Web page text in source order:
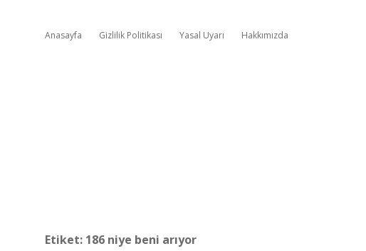
Anasayfa Gizlilik Politikası Yasal Uyarı Hakkımızda
Etiket: 186 niye beni arıyor